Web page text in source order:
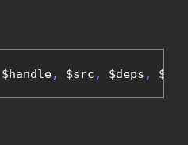
$handle, $src , $deps , $ver